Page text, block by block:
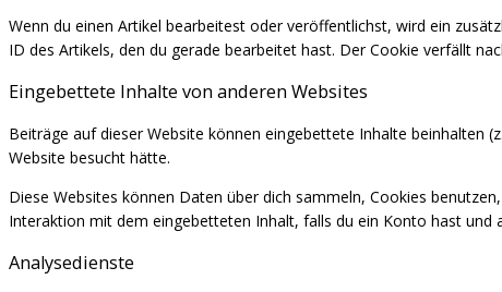
Wenn du einen Artikel bearbeitest oder veröffentlichst, wird ein
ID des Artikels, den du gerade bearbeitet hast. Der Cookie verfällt
Eingebettete Inhalte von anderen Websites
Beiträge auf dieser Website können eingebettete Inhalte beinhalten
Website besucht hätte.
Diese Websites können Daten über dich sammeln, Cookies
Interaktion mit dem eingebetteten Inhalt, falls du ein Konto hast und
Analysedienste